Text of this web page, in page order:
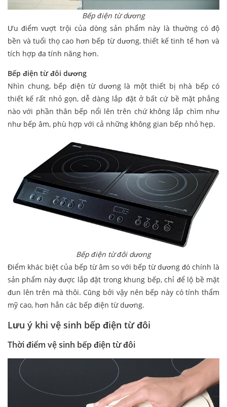
Bếp điện từ dương
Ưu điểm vượt trội của dòng sản phẩm này là thường có độ
bền và tuổi thọ cao hơn bếp từ dương, thiết kế tinh tế hơn và
tích hợp đa tính năng hơn.
Bếp điện từ đôi dương
Nhìn chung, bếp điện từ dương là một thiết bị nhà bếp có
thiết kế rất nhỏ gọn, dễ dàng lắp đặt ở bất cứ bề mặt phẳng
nào với phần thân bếp nổi lên trên chứ không lắp chìm như
như bếp âm, phù hợp với cả những không gian bếp nhỏ hẹp.
Bếp điện từ đôi dương
Điểm khác biệt của bếp từ âm so với bếp từ dương đó chính là
sản phẩm này được lắp đặt trong khung bếp, chỉ để lộ bề mặt
đun lên trên mà thôi. Cũng bởi vậy nên bếp này có tính thẩm
mỹ cao, hơn hẳn các bếp điện từ dương.
Lưu ý khi vệ sinh bếp điện từ đôi
Thời điểm vệ sinh bếp điện từ đôi